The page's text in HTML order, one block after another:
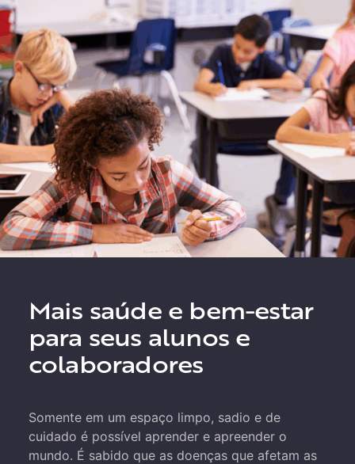
d
e
m
p
t
y.
Mais saúde e bem-estar
para seus alunos e
colaboradores
Somente em um espaço limpo, sadio e de
cuidado é possível aprender e apreender o
mundo. É sabido que as doenças que afetam as